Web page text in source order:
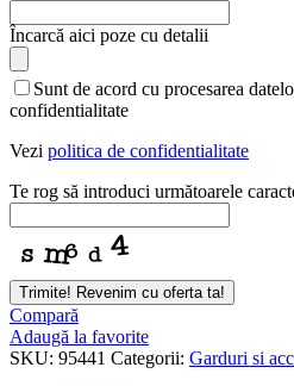
Contact
Email
Încarcă aici poze cu detalii
Sunt de acord cu procesarea
confidentialitate
Vezi politica de confidentialitate
Te rog să introduci următoarele
Trimite! Revenim cu oferta ta!
Compară
Adaugă la favorite
SKU: 95441 Categorii: Garduri si